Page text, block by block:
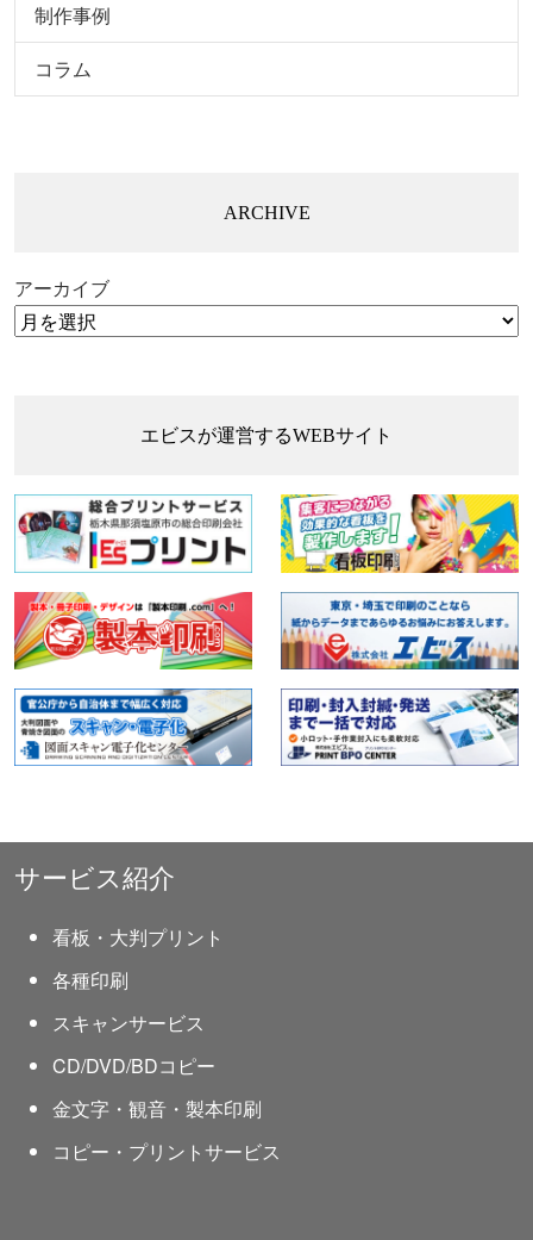
制作事例
コラム
ARCHIVE
アーカイブ
エビスが運営するWEBサイト
サービス紹介
看板・大判プリント
各種印刷
スキャンサービス
CD/DVD/BDコピー
金文字・観音・製本印刷
コピー・プリントサービス